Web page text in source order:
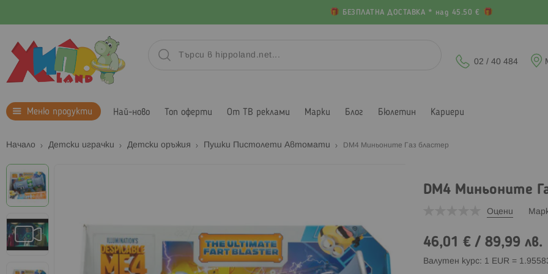
БЕЗПЛАТНА ДОСТАВКА * над 45.50 €
02 / 40 484
Меню продукти Най-ново Топ оферти От ТВ реклами Марки Блог Бюлетин Кариери
Начало Детски играчки Детски оръжия Пушки Пистолети Автомати DM4 Миньоните Газ бластер
Преминете
към
края
на
галерията
на
изображенията
DM4 Миньоните
Оцени
46,01 €/ 89,99 лв.
Валутен курс: 1 EUR =